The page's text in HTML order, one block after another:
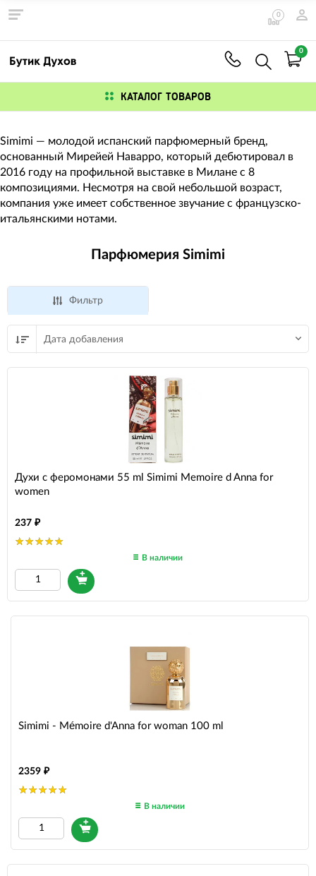
0
0
КАТАЛОГ ТОВАРОВ
Simimi — молодой испанский парфюмерный бренд,
основанный Мирейей Наварро, который дебютировал в
2016 году на профильной выставке в Милане с 8
композициями. Несмотря на свой небольшой возраст,
компания уже имеет собственное звучание с французско-
итальянскими нотами.
Парфюмерия Simimi
Фильтр
Дата добавления
Духи с феромонами 55 ml Simimi Memoire d Anna for
women
237
В наличии
Simimi - Mémoire d'Anna for woman 100 ml
2359
В наличии